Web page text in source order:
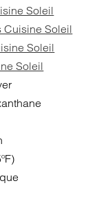
Soleil
Soleil
Soleil
Soleil